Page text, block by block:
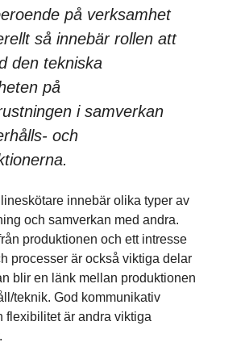
på verksamhet
så innebär rollen att
den tekniska
på
i samverkan
och
innebär olika typer av
och samverkan med andra.
produktionen och ett intresse
processer är också viktiga delar
blir en länk mellan produktionen
teknik. God kommunikativ
flexibilitet är andra viktiga